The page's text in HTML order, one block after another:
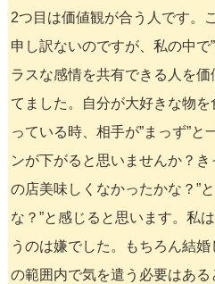
2つ目は価値観が合う人です。
申し訳ないのですが、私の中で
ラスな感情を共有できる人を
てました。自分が大好きな物を
っている時、相手が”まっず”と
ンが下がると思いませんか？き
の店美味しくなかったかな？”
な？”と感じると思います。私
うのは嫌でした。もちろん結
の範囲内で気を遣う必要はあ